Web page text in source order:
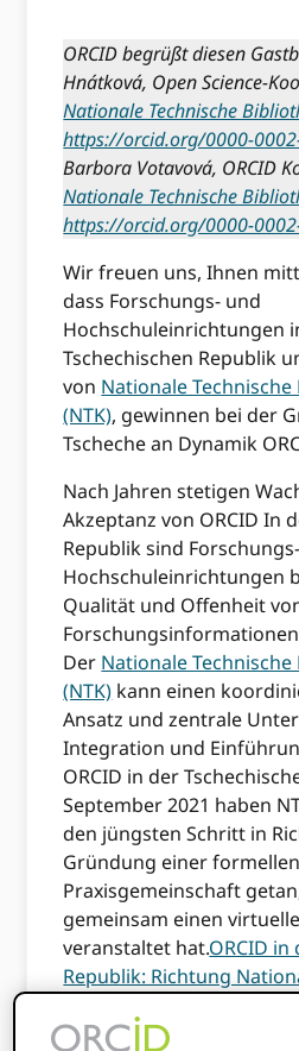
ORCID begrüßt diesen
Hnátková, Open Science-
Nationale Technische
https://orcid.org/0000-
Barbora Votavová, ORCID
Nationale Technische
https://orcid.org/0000-
Wir freuen uns, Ihnen
dass Forschungs- und
Hochschuleinrichtungen
Tschechischen Republik
von Nationale
(NTK), gewinnen bei der
Tscheche an Dynamik
Nach Jahren stetigen
Akzeptanz von ORCID In
Republik sind
Hochschuleinrichtungen
Qualität und Offenheit
Der Nationale
(NTK) kann einen
Ansatz und zentrale
Integration und
ORCID in der
September 2021 haben
den jüngsten Schritt in
Gründung einer formellen
Praxisgemeinschaft
gemeinsam einen
veranstaltet hat.ORCID in
Republik: Richtung
Hnátková, Open Science-